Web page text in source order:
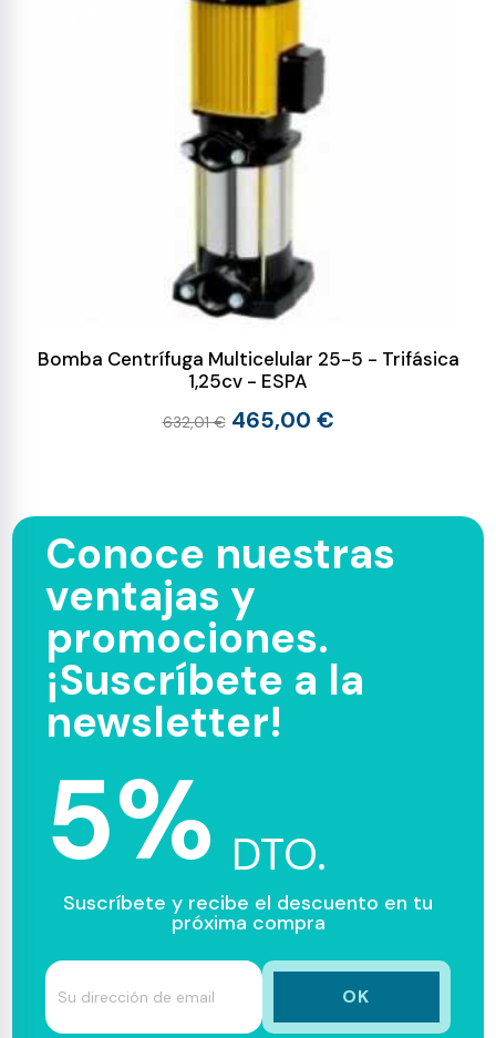
Bomba Centrífuga Multicelular 25-5 - Trifásica
1,25cv - ESPA
632,01 € 465,00 €
Conoce nuestras
ventajas y
promociones.
¡Suscríbete a la
newsletter!
5% DTO.
Suscríbete y recibe el descuento en tu
próxima compra